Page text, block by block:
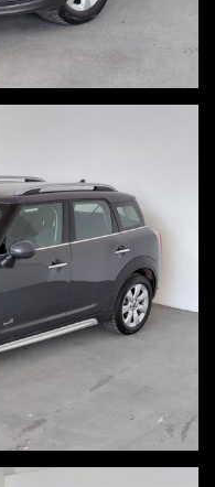
alla vendita non
-15.30
alla vendita
Noi acquistiamo in
DI ETÀ con
SCOPRIRAI COME E'
di comparazione è
cerchiamo di verificare i
essere involontarie